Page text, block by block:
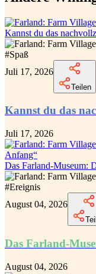
Kannst du das
#Spaß
Juli 17, 2026
Teilen
Kannst du das
Juli 17, 2026
Das Farland-Museum:
#Ereignis
August 04, 2026
Das Farland-
August 04, 2026